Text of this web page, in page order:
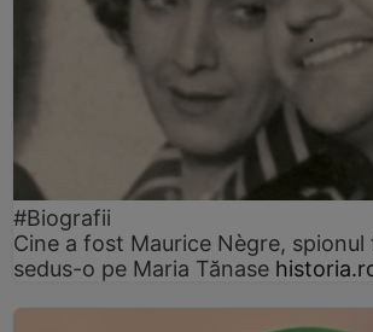
#Biografii
Cine a fost Maurice Nègre,
sedus-o pe Maria Tănase